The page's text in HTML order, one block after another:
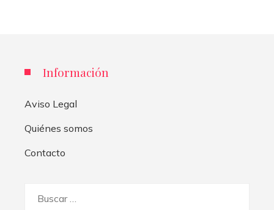
Información
Aviso Legal
Quiénes somos
Contacto